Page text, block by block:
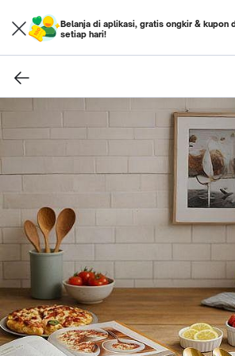
Belanja di aplikasi, gratis ongkir & kupon
setiap hari!